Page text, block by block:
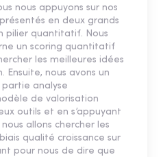
nous appuyons sur nos
en deux grands
pilier quantitatif. Nous
un scoring quantitatif
les meilleures idées
Ensuite, nous avons un
analyse
de valorisation
outils et en s’appuyant
allons chercher les
qualité croissance sur
pour nous de dire que